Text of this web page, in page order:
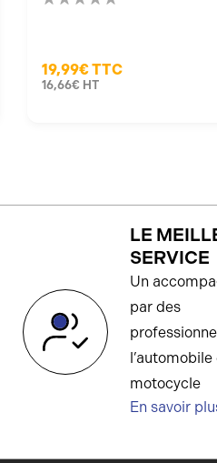
19,99€TTC
16,66€ HT
LE
SERVICE
Un
par des
motocycle
En savoir